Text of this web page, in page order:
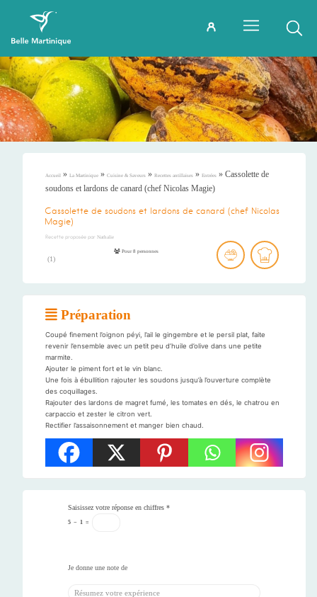
Accueil » La Martinique » Cuisine & Saveurs » Recettes antillaises » Entrées » Cassolette de
soudons et lardons de canard (chef Nicolas Magie)
Cassolette de soudons et lardons de canard (chef Nicolas
Magie)
Recette proposée par Nathalie
(1)
Pour 8 personnes
Préparation
Coupé finement l’oignon péyi, l’ail le gingembre et le persil plat, faite
revenir l’ensemble avec un petit peu d’huile d’olive dans une petite
marmite.
Ajouter le piment fort et le vin blanc.
Une fois à ébullition rajouter les soudons jusqu’à l’ouverture complète
des coquillages.
Rajouter des lardons de magret fumé, les tomates en dés, le chatrou en
carpaccio et zester le citron vert.
Rectifier l’assaisonnement et manger bien chaud.
Saisissez votre réponse en chiffres *
5 − 1 =